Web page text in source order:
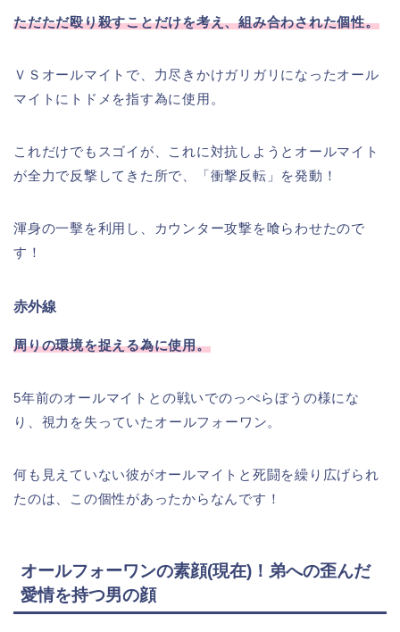
ただただ殴り殺すことだけを考え、組み合わされた個性。
ＶＳオールマイトで、力尽きかけガリガリになったオール
マイトにトドメを指す為に使用。
これだけでもスゴイが、これに対抗しようとオールマイト
が全力で反撃してきた所で、「衝撃反転」を発動！
渾身の一擊を利用し、カウンター攻撃を喰らわせたので
す！
赤外線
周りの環境を捉える為に使用。
5年前のオールマイトとの戦いでのっぺらぼうの様にな
り、視力を失っていたオールフォーワン。
何も見えていない彼がオールマイトと死闘を繰り広げられ
たのは、この個性があったからなんです！
オールフォーワンの素顔(現在)！弟への歪んだ
愛情を持つ男の顔